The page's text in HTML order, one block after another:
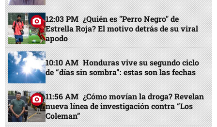
12:03 PM ¿Quién es "Perro Negro" de
Estrella Roja? El motivo detrás de su viral
apodo
10:10 AM Honduras vive su segundo ciclo
de “días sin sombra”: estas son las fechas
11:56 AM ¿Cómo movían la droga? Revelan
nueva línea de investigación contra “Los
Coleman”